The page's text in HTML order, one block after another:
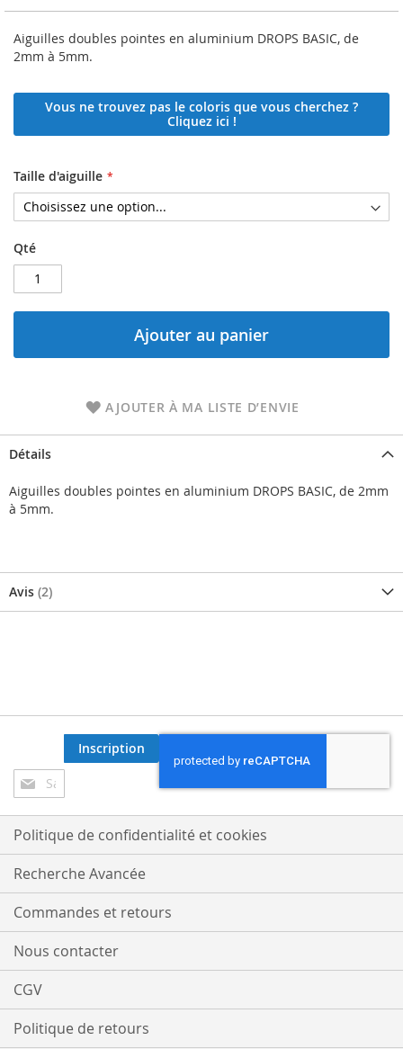
Aiguilles doubles pointes en aluminium DROPS BASIC, de
2mm à 5mm.
Vous ne trouvez pas le coloris que vous cherchez ?
Cliquez ici !
Taille d'aiguille
Qté
Ajouter au panier
AJOUTER À MA LISTE D’ENVIE
Détails
Aiguilles doubles pointes en aluminium DROPS BASIC, de 2mm
à 5mm.
Avis 2
Inscription
à
notre
lettre
d’information
:
Inscription
Politique de confidentialité et cookies
Recherche Avancée
Commandes et retours
Nous contacter
CGV
Politique de retours